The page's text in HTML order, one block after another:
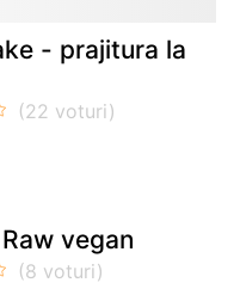
- prajitura la
vegan